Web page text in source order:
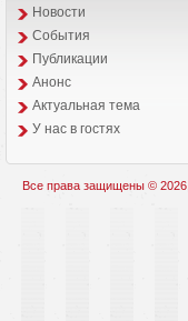
Новости
События
Публикации
Анонс
Aктуальная тема
У нас в гостях
Все права защищены ©